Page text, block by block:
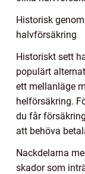
Historisk
halvförsäkring
Historiskt sett
populärt
ett mellanläge
helförsäkring.
du får
att behöva
Nackdelarna
skador som